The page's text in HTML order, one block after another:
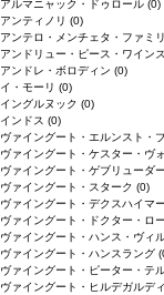
アルマニャック・ドゥロール (0)
アンティノリ (0)
アンテロ・メンチェタ・ファミ
アンドリュー・ピース・ワイン
アンドレ・ボロディン (0)
イ・モーリ (0)
イングルヌック (0)
インドス (0)
ヴァイングート・エルンスト・
ヴァイングート・ケスター・ヴ
ヴァイングート・ゲブリューダ
ヴァイングート・スターク (0)
ヴァイングート・デクスハイマー
ヴァイングート・ドクター・ロ
ヴァイングート・ハンス・ヴィ
ヴァイングート・ハンスラング
ヴァイングート・ピーター・テ
ヴァイングート・ヒルデガルデ